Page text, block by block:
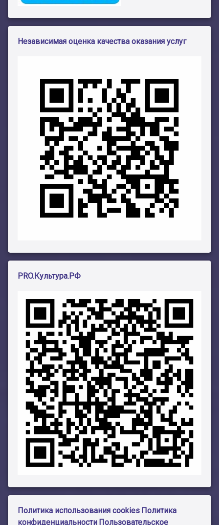
Независимая оценка качества оказания услуг
PRO.Культура.РФ
Политика использования cookies Политика
конфиденциальности Пользовательское